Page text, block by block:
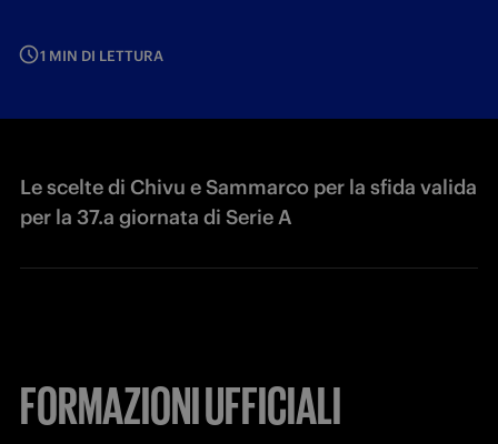
1 MIN DI LETTURA
Le scelte di Chivu e Sammarco per la sfida valida
per la 37.a giornata di Serie A
FORMAZIONI UFFICIALI